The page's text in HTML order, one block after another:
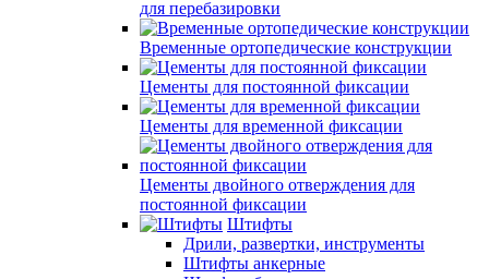
для перебазировки
Временные ортопедические конструкции
Цементы для постоянной фиксации
Цементы для временной фиксации
Цементы двойного отверждения для
постоянной фиксации
Штифты
Дрили, развертки, инструменты
Штифты анкерные